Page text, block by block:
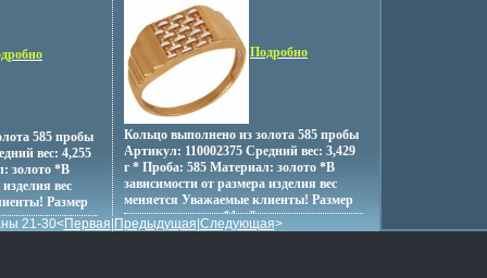
585 пробы
вес: 4,255
золото *В
вес
Размер
при
Подробно
Кольцо выполнено из золота 585 пробы
Артикул: 110002375 Средний вес: 3,429
г * Проба: 585 Материал: золото *В
зависимости от размера изделия вес
меняется Уважаемые клиенты! Размер
изделия уточняебфшйстся при
оформлении заказа.
21-30<Первая Предыдущая Следующая>